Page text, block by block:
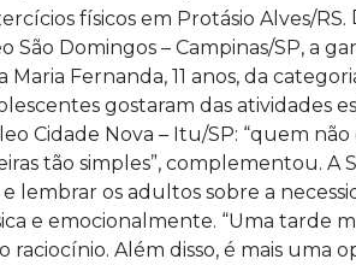
São Domingos – Campinas/SP, a
Fernanda, 11 anos, da
gostaram das atividades
Cidade Nova – Itu/SP: “quem
tão simples”, complementou.
lembrar os adultos sobre a
e emocionalmente. “Uma tarde
Além disso, é mais uma